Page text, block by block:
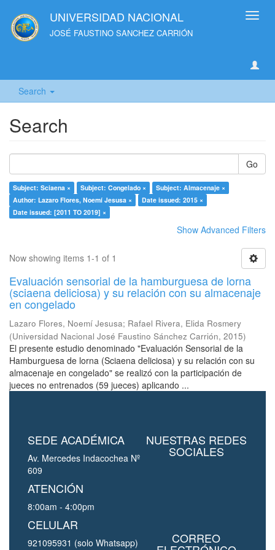
UNIVERSIDAD NACIONAL
JOSÉ FAUSTINO SANCHEZ CARRIÓN
Search
Search
Go
Subject: Sciaena × Subject: Congelado ×
Subject: Almacenaje ×
Author: Lazaro Flores, Noemí Jesusa ×
Date issued: 2015 ×
Date issued: [2011 TO 2019] ×
Show Advanced Filters
Now showing items 1-1 of 1
Evaluación sensorial de la hamburguesa de lorna
(sciaena deliciosa) y su relación con su almacenaje
en congelado
Lazaro Flores, Noemí Jesusa; Rafael Rivera, Elida Rosmery
(Universidad Nacional José Faustino Sánchez Carrión, 2015)
El presente estudio denominado "Evaluación Sensorial de la
Hamburguesa de lorna (Sciaena deliciosa) y su relación con su
almacenaje en congelado" se realizó con la participación de
jueces no entrenados (59 jueces) aplicando ...
SEDE ACADÉMICA
Av. Mercedes Indacochea Nº
609
ATENCIÓN
8:00am - 4:00pm
CELULAR
921095931 (solo Whatsapp)
NUESTRAS REDES
SOCIALES
CORREO